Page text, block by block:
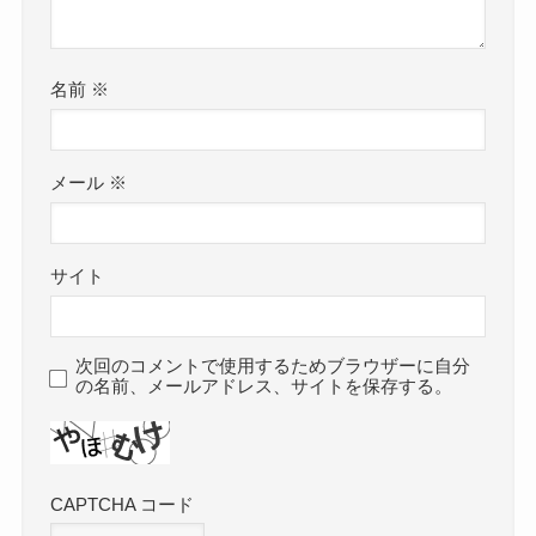
名前 ※
メール ※
サイト
次回のコメントで使用するためブラウザーに自分
の名前、メールアドレス、サイトを保存する。
CAPTCHA コード